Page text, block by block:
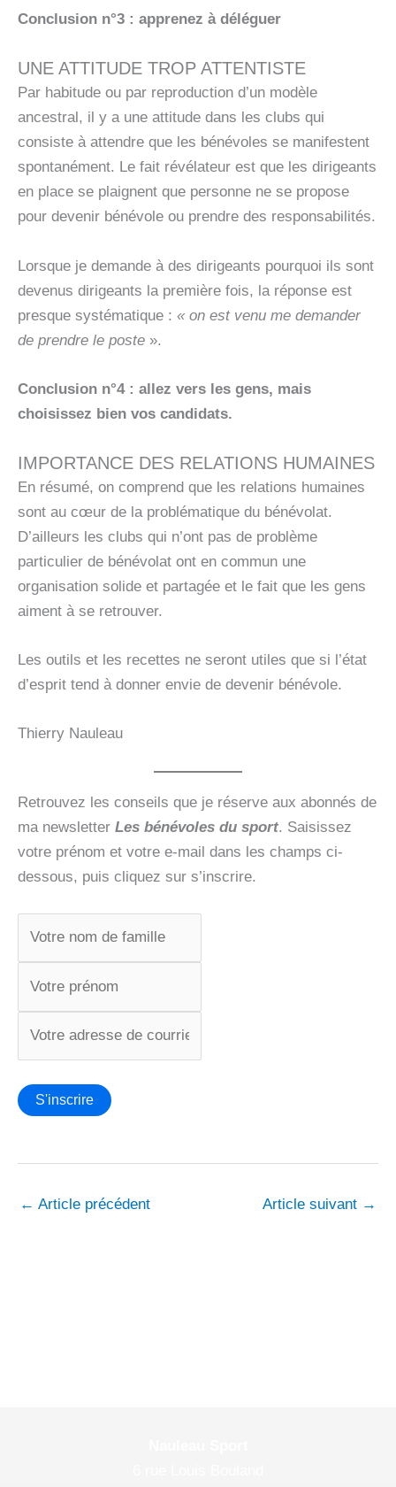
Conclusion n°3 : apprenez à déléguer
UNE ATTITUDE TROP ATTENTISTE
Par habitude ou par reproduction d’un modèle
ancestral, il y a une attitude dans les clubs qui
consiste à attendre que les bénévoles se manifestent
spontanément. Le fait révélateur est que les dirigeants
en place se plaignent que personne ne se propose
pour devenir bénévole ou prendre des responsabilités.
Lorsque je demande à des dirigeants pourquoi ils sont
devenus dirigeants la première fois, la réponse est
presque systématique : « on est venu me demander
de prendre le poste ».
Conclusion n°4 : allez vers les gens, mais
choisissez bien vos candidats.
IMPORTANCE DES RELATIONS HUMAINES
En résumé, on comprend que les relations humaines
sont au cœur de la problématique du bénévolat.
D’ailleurs les clubs qui n’ont pas de problème
particulier de bénévolat ont en commun une
organisation solide et partagée et le fait que les gens
aiment à se retrouver.
Les outils et les recettes ne seront utiles que si l’état
d’esprit tend à donner envie de devenir bénévole.
Thierry Nauleau
Retrouvez les conseils que je réserve aux abonnés de
ma newsletter Les bénévoles du sport. Saisissez
votre prénom et votre e-mail dans les champs ci-
dessous, puis cliquez sur s’inscrire.
← Article précédent Article suivant →